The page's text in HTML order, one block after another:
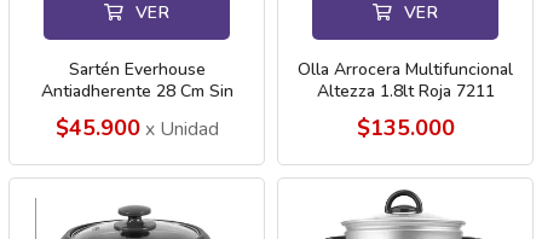
VER
Sartén Everhouse
Antiadherente 28 Cm Sin
$45.900x Unidad
VER
Olla Arrocera Multifuncional
Altezza 1.8lt Roja 7211
$135.000